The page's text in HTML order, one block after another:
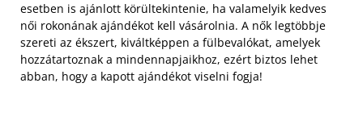
esetben is ajánlott körültekintenie, ha valamelyik kedves
női rokonának ajándékot kell vásárolnia. A nők legtöbbje
szereti az ékszert, kiváltképpen a fülbevalókat, amelyek
hozzátartoznak a mindennapjaikhoz, ezért biztos lehet
abban, hogy a kapott ajándékot viselni fogja!